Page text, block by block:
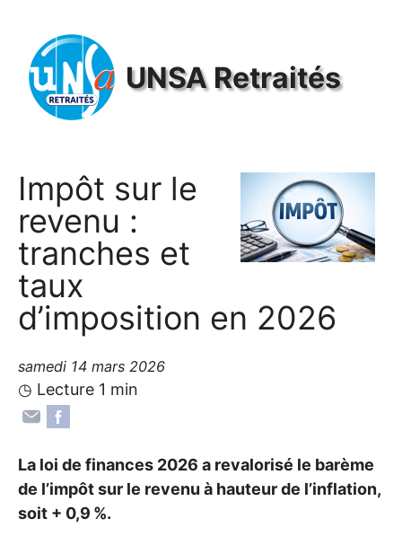
UNSARetraités
Impôt sur le
revenu :
tranches et
taux
d’imposition en 2026
samedi 14 mars 2026
◷ Lecture 1 min
La loi de finances 2026 a revalorisé le barème
de l’impôt sur le revenu à hauteur de l’inflation,
soit + 0,9 %.